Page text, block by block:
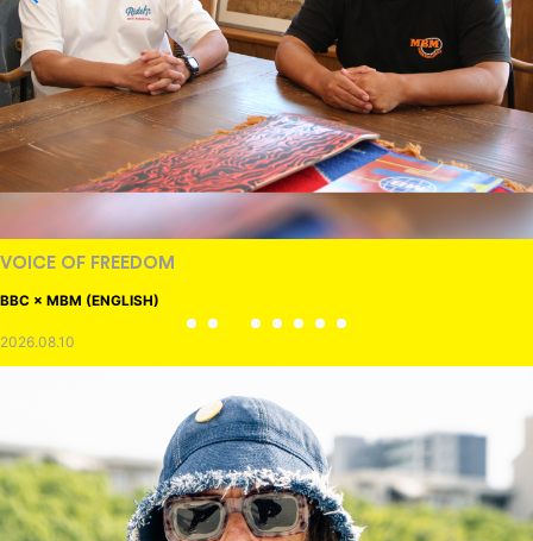
VOICE OF FREEDOM
BBC × MBM (ENGLISH)
2026.08.10